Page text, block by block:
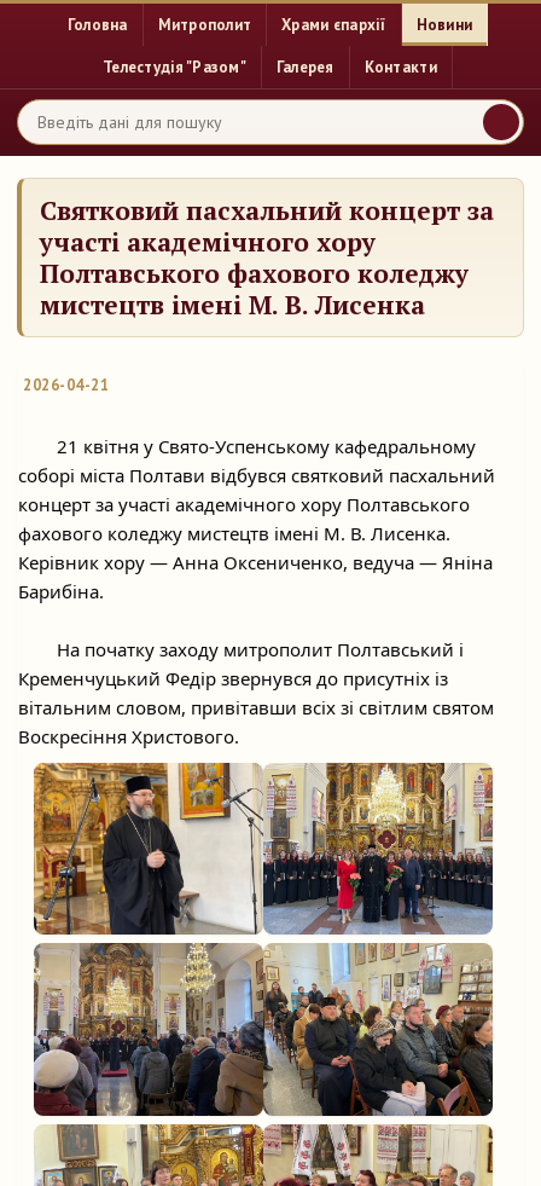
Головна Митрополит Храми єпархії Новини
Телестудія "Разом" Галерея Контакти
Святковий пасхальний концерт за
участі академічного хору
Полтавського фахового коледжу
мистецтв імені М. В. Лисенка
2026-04-21
соборі міста Полтави відбувся святковий пасхальний
концерт за участі академічного хору Полтавського
фахового коледжу мистецтв імені М. В. Лисенка.
Керівник хору — Анна Оксениченко, ведуча — Яніна
Барибіна.
Кременчуцький Федір звернувся до присутніх із
вітальним словом, привітавши всіх зі світлим святом
Воскресіння Христового.